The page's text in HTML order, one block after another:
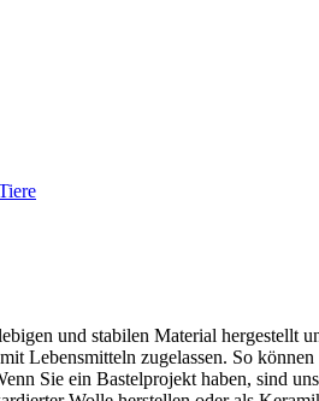
und stabilen Material hergestellt
Lebensmitteln zugelassen. So
Sie ein Bastelprojekt haben, sind